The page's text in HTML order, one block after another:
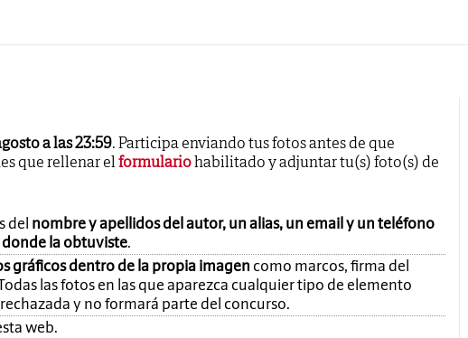
a las 23:59. Participa enviando tus fotos antes de que
que rellenar elformulariohabilitado y adjuntar tu(s) foto(s) de
del nombre y apellidos del autor, un alias, un email y un teléfono
la obtuviste.
gráficos dentro de la propia imagen como marcos, firma del
las fotos en las que aparezca cualquier tipo de elemento
y no formará parte del concurso.
web.